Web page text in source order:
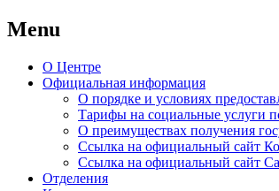
Menu
Skip
О Центре
Официальная информация
О порядке и условиях
Тарифы на социальные услуги
О преимуществах получения
Ссылка на официальный сайт
Ссылка на официальный сайт
Отделения